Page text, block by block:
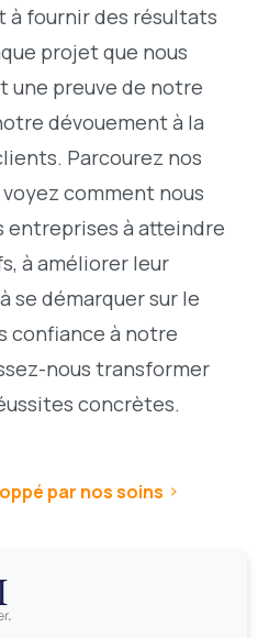
à fournir des résultats
projet que nous
une preuve de notre
dévouement à la
Parcourez nos
comment nous
entreprises à atteindre
à améliorer leur
se démarquer sur le
confiance à notre
nous transformer
concrètes.
par nos soins